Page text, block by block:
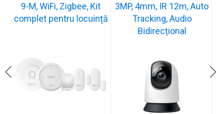
9-M, WiFi, Zigbee, Kit
complet pentru locuință
3MP, 4mm, IR 12m, Auto
Tracking, Audio
Bidirecțional